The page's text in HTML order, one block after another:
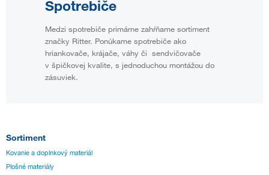
Spotrebiče
Medzi spotrebiče primárne zahŕňame sortiment
značky Ritter. Ponúkame spotrebiče ako
hriankovače, krájače, váhy či sendvičovače
v špičkovej kvalite, s jednoduchou montážou do
zásuviek.
Sortiment
Kovanie a doplnkový materiál
Plošné materiály